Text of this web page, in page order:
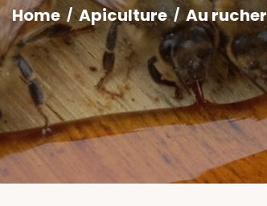
Home Apiculture Au rucher